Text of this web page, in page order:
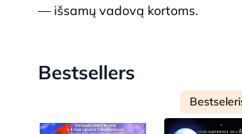
— išsamų vadovą kortoms.
Bestsellers